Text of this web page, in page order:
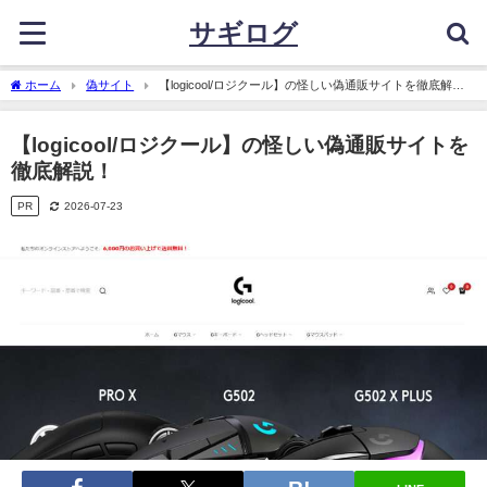
サギログ
ホーム 偽サイト
【logicool/ロジクール】の怪しい偽通販サイトを徹底解
説！
【logicool/ロジクール】の怪しい偽通販サイトを
徹底解説！
PR 2026-07-23